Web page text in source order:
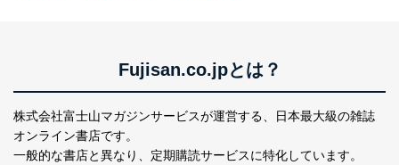
TEL：0570-200-223
FAX：03-5459-7073
e-mail：cs@fujisan.co.jp
改訂：2025年2月20日
制定：2005年4月1日
株式会社富士山マガジンサービス
Fujisan.co.jpとは？
株式会社富士山マガジンサービスが運営する、
日本最大級の雑誌
オンライン書店です。
一般的な書店と異なり、 定期購読サービスに特化しています。